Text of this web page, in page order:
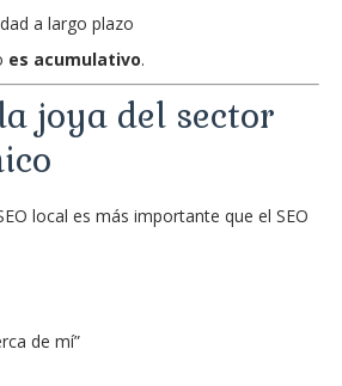
a largo plazo
es acumulativo.
joya del sector
local es más importante que el SEO
de mí”